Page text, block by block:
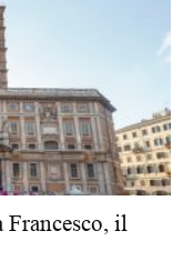
il